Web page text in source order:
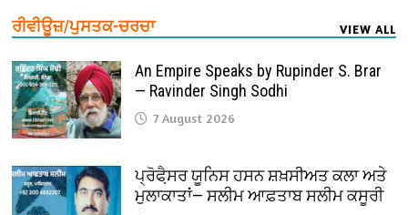
ਰੀਵੀਊਜ਼/ਪੁਸਤਕ-ਚਰਚਾ VIEW ALL
An Empire Speaks by Rupinder S. Brar
— Ravinder Singh Sodhi
7 August 2026
ਪ੍ਰੋਫੈ਼ਸਰ ਯੂਨਿਸ ਹਸਨ ਸ਼ਖ਼ਸੀਅਤ ਕਲਾ ਅਤੇ
ਮੁਲਾਕਾਤਾਂ— ਸਲੀਮ ਆਫ਼ਤਾਬ ਸਲੀਮ ਕਸੂਰੀ